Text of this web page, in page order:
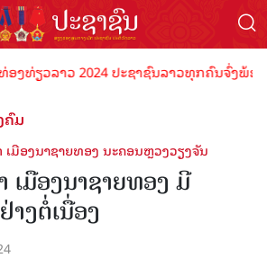
ທ່ຽວລາວ 2024 ປະຊາຊົນລາວທຸກຄົນຈົ່ງພ້ອມ
ຄົມ
ເມືອງນາຊາຍທອງ ນະຄອນຫຼວງວຽງຈັນ
ເມືອງນາຊາຍທອງ ມີ
ງຕໍ່ເນື່ອງ